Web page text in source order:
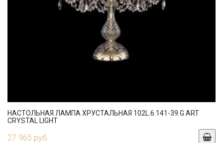
НАСТОЛЬНАЯ ЛАМПА ХРУСТАЛЬНАЯ 102L.6.141-39.G ART
CRYSTAL LIGHT
27 965 руб.